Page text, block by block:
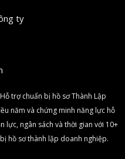
ty
trợ chuẩn bị hồ sơ Thành Lập
năm và chứng minh năng lực hỗ
lực, ngân sách và thời gian với 10+
hồ sơ thành lập doanh nghiệp.